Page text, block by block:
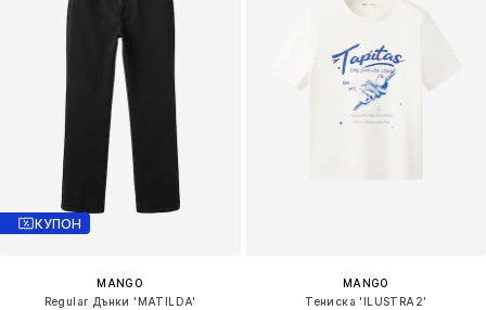
КУПОН
MANGO
Regular Дънки 'MATILDA'
MANGO
Тениска 'ILUSTRA2'